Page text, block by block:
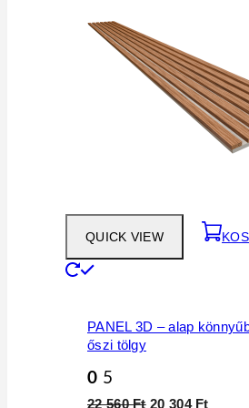
QUICK VIEW
PANEL 3D – alap
őszi tölgy
0 5
22 560Ft Original
20 304 Ft